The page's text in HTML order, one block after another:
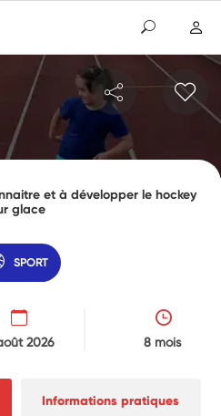
et à développer le hockey
glace
SPORT
2026 8 mois
Informations pratiques